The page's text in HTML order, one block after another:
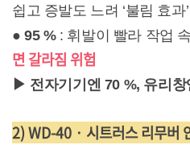
쉽고 증발도 느려 ‘불림 효과
●95 %: 휘발이 빨라 작업
면 갈라짐 위험
▶ 전자기기엔 70 %, 유리
2) WD-40 · 시트러스 리무버